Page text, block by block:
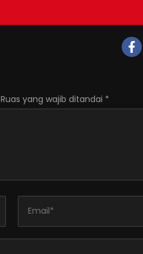
Ruas yang wajib ditandai *